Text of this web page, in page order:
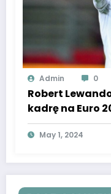
Admin 0
Robert
kadrę na Euro
Super Express.
May 1, 2024